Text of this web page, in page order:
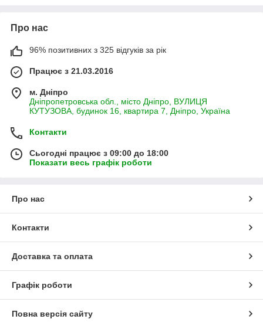
Про нас
96% позитивних з 325 відгуків за рік
Працює з 21.03.2016
м. Дніпро
Дніпропетровська обл., місто Дніпро, ВУЛИЦЯ
КУТУЗОВА, будинок 16, квартира 7, Дніпро, Україна
Контакти
Сьогодні працює з 09:00 до 18:00
Показати весь графік роботи
Про нас
Контакти
Доставка та оплата
Графік роботи
Повна версія сайту